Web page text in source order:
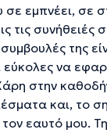
εμπνέει, σε
τις συνήθειές
της
εύκολες να
στην
και, το
εαυτό μου.